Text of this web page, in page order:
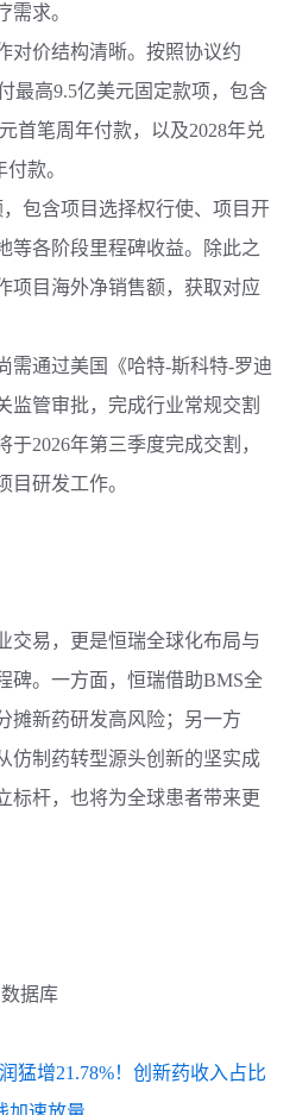
需求。
对价结构清晰。按照协议约
最高9.5亿美元固定款项，包含
首笔周年付款，以及2028年兑
款。
包含项目选择权行使、项目开
等各阶段里程碑收益。除此之
项目海外净销售额，获取对应
需通过美国《哈特-斯科特-罗迪
监管审批，完成行业常规交割
2026年第三季度完成交割，
目研发工作。
交易，更是恒瑞全球化布局与
碑。一方面， 恒瑞借助BMS全
摊新药研发高风险；另一方
仿制药转型源头创新的坚实成
标杆，也将为全球患者带来更
据库
猛增21.78%！创新药收入占比